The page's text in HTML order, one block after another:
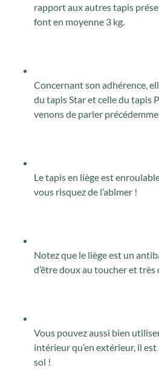
rapport aux autres tapis
font en moyenne 3 kg.
Concernant son adhérence,
du tapis Star et celle du tapis
venons de parler
Le tapis en liège est
vous risquez de l’abîmer !
Notez que le liège est un
d’être doux au toucher et très
Vous pouvez aussi bien
intérieur qu’en extérieur, il
sol !